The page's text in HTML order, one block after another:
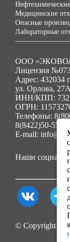
Медицинские
Опасные
Лабораторные
ООО
Лицензия
Адрес: 432034
ул. Орлова,
ИНН/КПП:
ОГРН:
Телефоны:
8(8422)50-55-91
E-mail:
Наши
© Copyright